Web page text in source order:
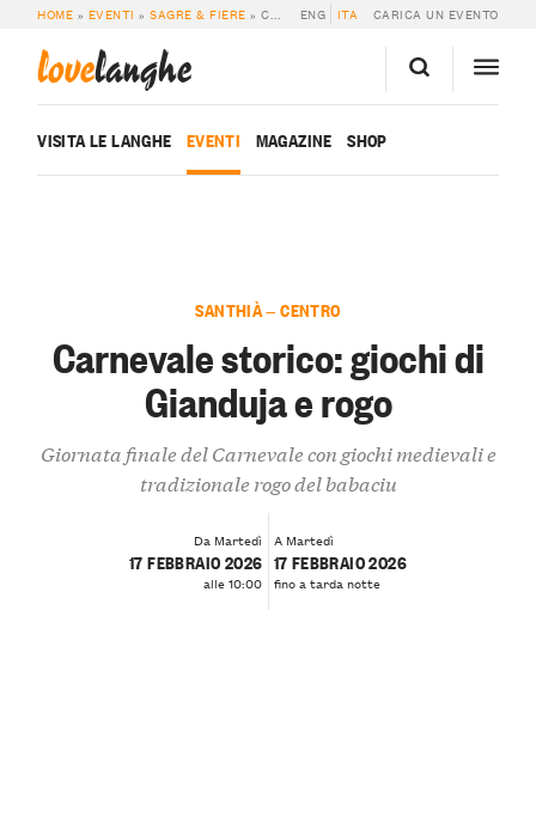
HOME » EVENTI »SAGRE & FIERE »CARNEVALE STORICO: GIOCHI DI GIANDUJA E ROGO ENG ITA CARICA UN EVENTO
lovelanghe
VISITA LE LANGHE EVENTI MAGAZINE SHOP
SANTHIÀ — CENTRO
Carnevale storico: giochi di
Gianduja e rogo
Giornata finale del Carnevale con giochi medievali e
tradizionale rogo del babaciu
Da Martedì
17 FEBBRAIO 2026
alle 10:00
A Martedì
17 FEBBRAIO 2026
fino a tarda notte